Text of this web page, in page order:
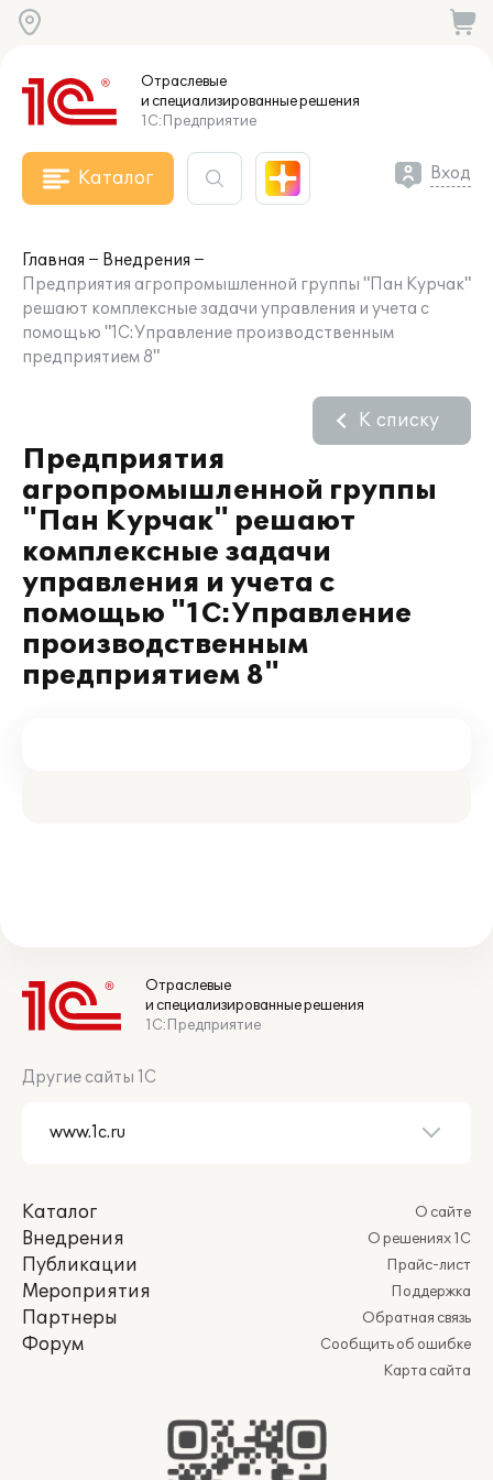
Отраслевые
и специализированныерешения
1С:Предприятие
Каталог Вход
Главная
Внедрения
Предприятия агропромышленной группы "Пан Курчак"
решают комплексные задачи управления и учета с
помощью "1С:Управление производственным
предприятием 8"
Предприятия
агропромышленной группы
"Пан Курчак" решают
комплексные задачи
управления и учета с
помощью "1С:Управление
производственным
предприятием 8"
К списку
Отраслевые
и специализированные решения
1С:Предприятие
Другие сайты 1С
Каталог
Внедрения
Публикации
Мероприятия
Партнеры
Форум
О сайте
О решениях 1С
Прайс-лист
Поддержка
Обратная связь
Сообщить об ошибке
Карта сайта